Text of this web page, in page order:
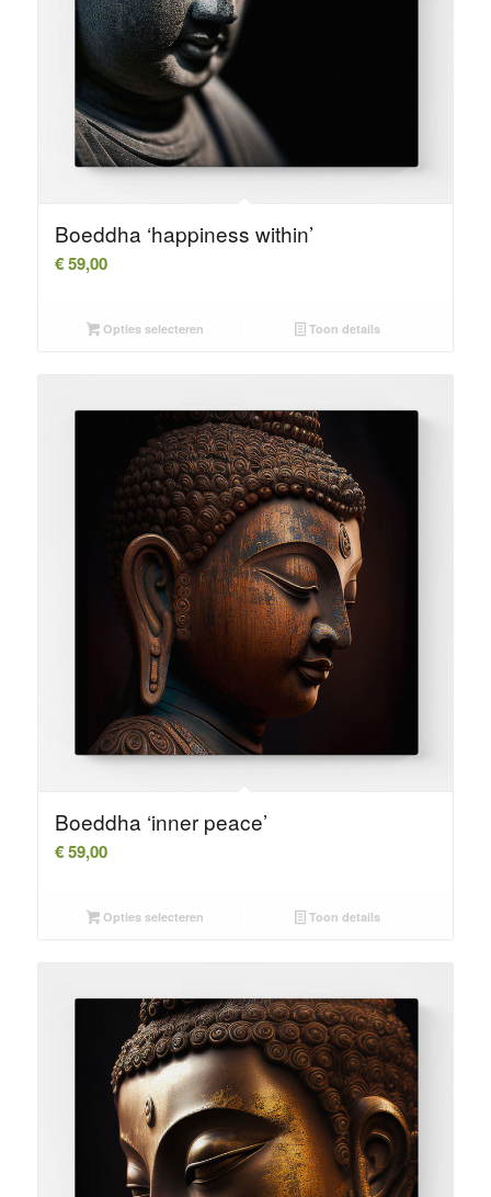
Boeddha ‘happiness within’
€59,00
Opties selecteren Toon details
Boeddha ‘inner peace’
€59,00
Opties selecteren Toon details